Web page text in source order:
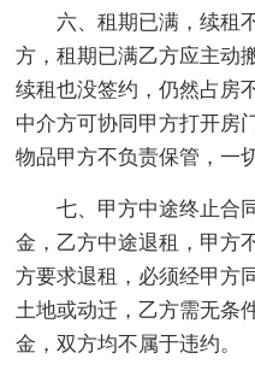
六、租期已满，续租
方，租期已满乙方应主动
续租也没签约，仍然占房
中介方可协同甲方打开房
物品甲方不负责保管，一
七、甲方中途终止合
金，乙方中途退租，甲方
方要求退租，必须经甲方
土地或动迁，乙方需无条
金，双方均不属于违约。